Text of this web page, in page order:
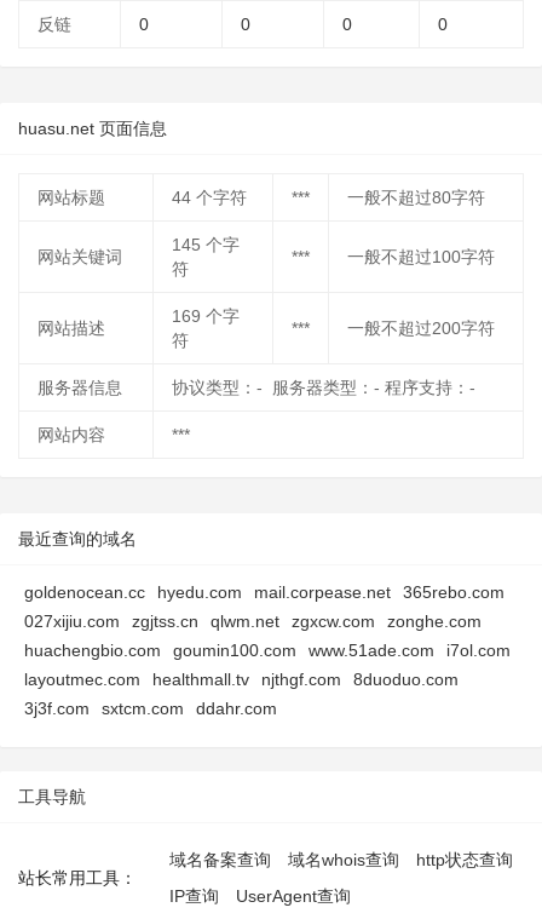
反链 0 0 0 0
huasu.net 页面信息
网站标题 44 个字符 *** 一般不超过80字符
网站关键词
145 个字
符
*** 一般不超过100字符
网站描述
169 个字
符
*** 一般不超过200字符
服务器信息 协议类型：- 服务器类型：- 程序支持：-
网站内容 ***
最近查询的域名
goldenocean.cc hyedu.com mail.corpease.net
365rebo.com
027xijiu.com
zgjtss.cn qlwm.net zgxcw.com
zonghe.com
huachengbio.com
goumin100.com www.51ade.com
i7ol.com
layoutmec.com
healthmall.tv njthgf.com
8duoduo.com
3j3f.com
sxtcm.com ddahr.com
工具导航
站长常用工具：
域名备案查询 域名whois查询
http状态查询
IP查询
UserAgent查询